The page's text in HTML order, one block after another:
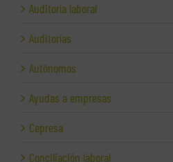
Auditoría laboral
Auditorías
Autónomos
Ayudas a empresas
Cepresa
Conciliación laboral